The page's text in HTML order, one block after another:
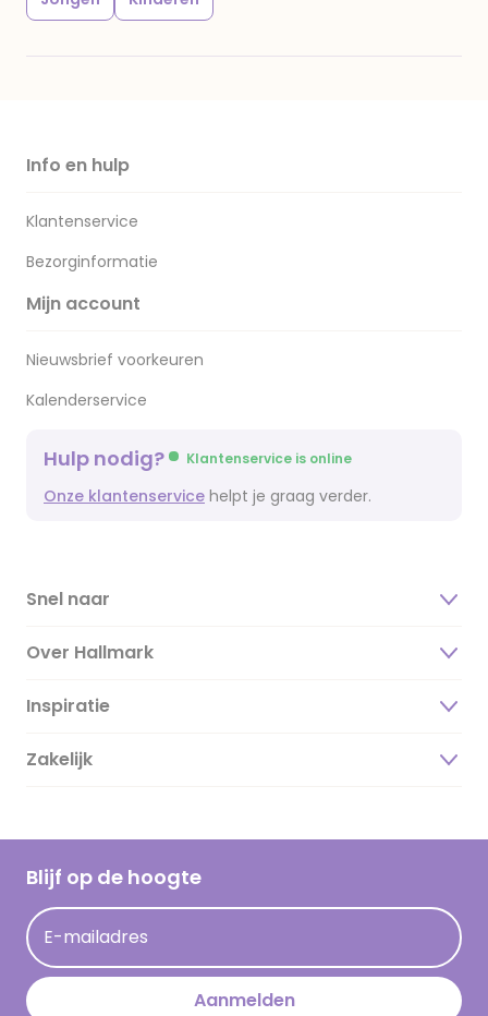
Info en hulp
Klantenservice
Bezorginformatie
Mijn account
Nieuwsbrief voorkeuren
Kalenderservice
Hulp nodig? Klantenservice is online
Onze klantenservice helpt je graag verder.
Snel naar
Over Hallmark
Over ons
Duurzaamheid
Hallmark Kaartclub
Acties
Persberichten
Hallmark en Kinderpostzegels
Inspiratie
Magazine
Cadeau inspiratie
Kaartinspiratie
Zakelijk
Blijf op de hoogte
E-mailadres
Aanmelden